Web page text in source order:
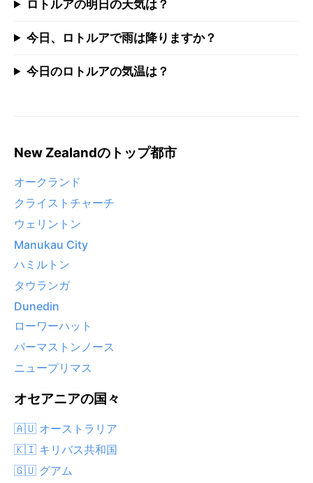
ロトルアの明日の天気は？
今日、ロトルアで雨は降りますか？
今日のロトルアの気温は？
New Zealandのトップ都市
オークランド
クライストチャーチ
ウェリントン
Manukau City
ハミルトン
タウランガ
Dunedin
ローワーハット
パーマストンノース
ニュープリマス
オセアニアの国々
🇦🇺 オーストラリア
🇰🇮 キリバス共和国
🇬🇺 グアム